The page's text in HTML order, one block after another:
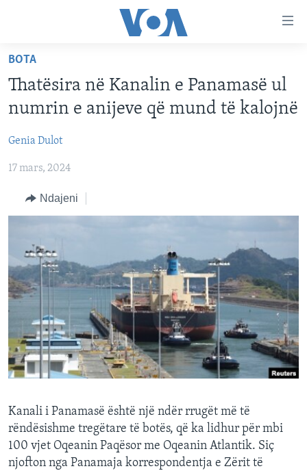
faqen
kryesore
tek
faqja
Kalo
kërkimi
BALLKANI
EVROPA
BOTA
KULTURË
SHKENCË DHE TEKNOLOGJI
SHËNDETËSI
INTERVISTA
DITARI
FOLLOW US
Gjuhët
BOTA
Thatësira në Kanalin e Panamasë ul
numrin e anijeve që mund të kalojnë
Genia Dulot
17 mars, 2024
Ndajeni
Kanali i Panamasë është një ndër rrugët më të
rëndësishme tregëtare të botës, që ka lidhur për mbi
100 vjet Oqeanin Paqësor me Oqeanin Atlantik. Siç
njofton nga Panamaja korrespondentja e Zërit të